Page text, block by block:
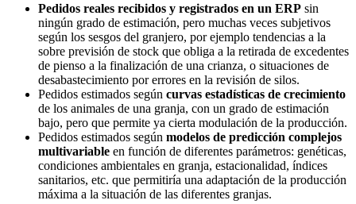
Pedidos reales recibidos y registrados en un ERP sin
ningún grado de estimación, pero muchas veces subjetivos
según los sesgos del granjero, por ejemplo tendencias a la
sobre previsión de stock que obliga a la retirada de excedentes
de pienso a la finalización de una crianza, o situaciones de
desabastecimiento por errores en la revisión de silos.
Pedidos estimados según curvas estadísticas de crecimiento
de los animales de una granja, con un grado de estimación
bajo, pero que permite ya cierta modulación de la producción.
Pedidos estimados según modelos de predicción complejos
multivariable en función de diferentes parámetros: genéticas,
condiciones ambientales en granja, estacionalidad, índices
sanitarios, etc. que permitiría una adaptación de la producción
máxima a la situación de las diferentes granjas.